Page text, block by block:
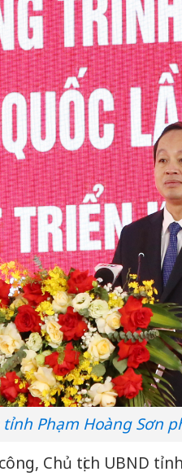
tỉnh Phạm Hoàng Sơn
Chủ tịch UBND